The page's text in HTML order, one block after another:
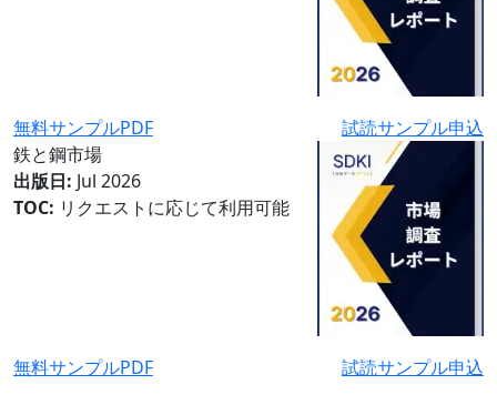
無料サンプルPDF
試読サンプル申込
鉄と鋼市場
出版日: Jul 2026
TOC: リクエストに応じて利用可能
無料サンプルPDF 試読サンプル申込